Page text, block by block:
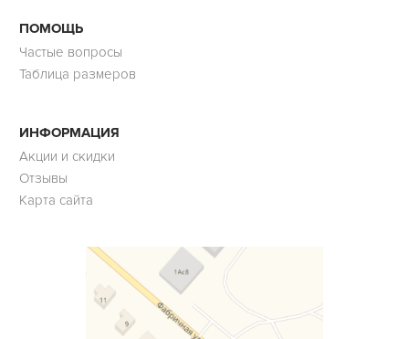
ПОМОЩЬ
Частые вопросы
Таблица размеров
ИНФОРМАЦИЯ
Акции и скидки
Отзывы
Карта сайта